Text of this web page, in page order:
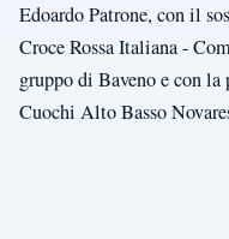
Edoardo Patrone, con il
Croce Rossa Italiana -
gruppo di Baveno e con
Cuochi Alto Basso